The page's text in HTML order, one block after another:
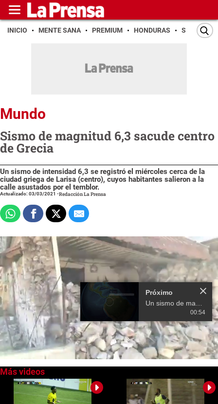
INICIO MENTE SANA PREMIUM HONDURAS SAN PEDRO
Mundo
Sismo de magnitud 6,3 sacude centro
de Grecia
Un sismo de intensidad 6,3 se registró el miércoles cerca de la
ciudad griega de Larisa (centro), cuyos habitantes salieron a la
calle asustados por el temblor.
Actualizado: 03/03/2021 -Redacción La Prensa
seconds
seconds
Próximo
Un sismo de magnitud 6 sacude el centro de Colombia sin causar daños
00:54